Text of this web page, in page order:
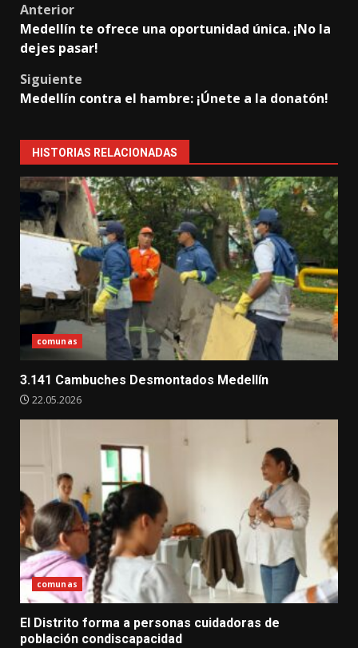
Post
navigation
Anterior
Medellín te ofrece una oportunidad única. ¡No la
dejes pasar!
Siguiente
Medellín contra el hambre: ¡Únete a la donatón!
HISTORIAS RELACIONADAS
comunas
3.141 Cambuches Desmontados Medellín
22.05.2026
comunas
El Distrito forma a personas cuidadoras de
población condiscapacidad